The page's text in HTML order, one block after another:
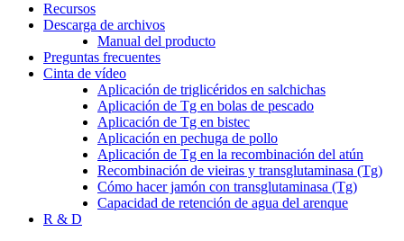
Recursos
Descarga de archivos
Manual del producto
Preguntas frecuentes
Cinta de vídeo
Aplicación de triglicéridos en salchichas
Aplicación de Tg en bolas de pescado
Aplicación de Tg en bistec
Aplicación en pechuga de pollo
Aplicación de Tg en la recombinación del atún
Recombinación de vieiras y transglutaminasa (Tg)
Cómo hacer jamón con transglutaminasa (Tg)
Capacidad de retención de agua del arenque
R & D